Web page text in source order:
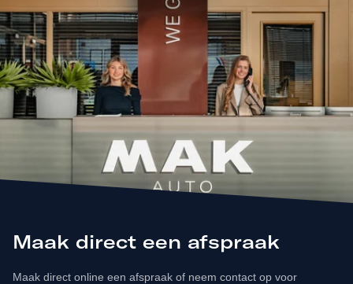
Maak direct een afspraak
Maak direct online een afspraak of neem contact op voor